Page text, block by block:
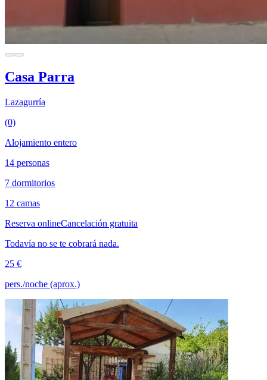
Casa Parra
Lazagurría
(0)
Alojamiento entero
14 personas
7 dormitorios
12 camas
Reserva onlineCancelación gratuita
Todavía no se te cobrará nada.
25 €
pers./noche (aprox.)